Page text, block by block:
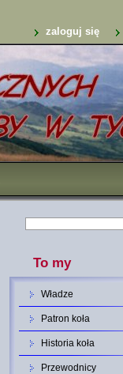
zaloguj się
To my
Władze
Patron koła
Historia koła
Przewodnicy